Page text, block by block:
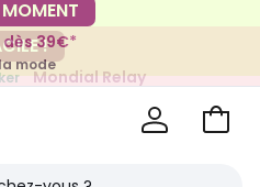
39€*
mode
!
Mondial Relay
articles
Voir